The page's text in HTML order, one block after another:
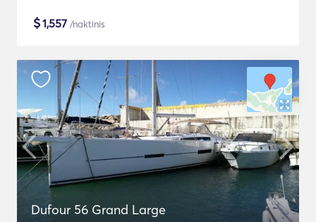
$1,557 /naktinis
Dufour 56 Grand Large